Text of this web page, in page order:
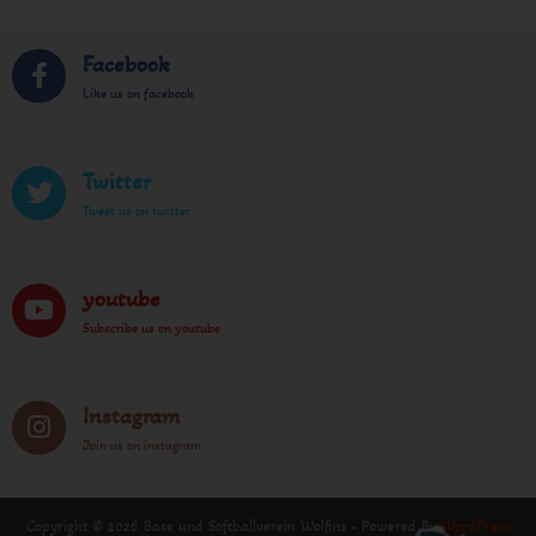
Facebook
Like us on facebook
Twitter
Tweet us on twitter
youtube
Subscribe us on youtube
Instagram
Join us on instagram
Copyright © 2026 Base und Softballverein Wolfins - Powered ByWordPress